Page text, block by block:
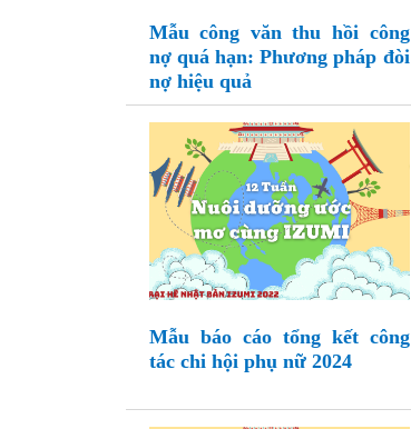
Mẫu công văn thu hồi công
nợ quá hạn: Phương pháp đòi
nợ hiệu quả
Mẫu báo cáo tổng kết công
tác chi hội phụ nữ 2024